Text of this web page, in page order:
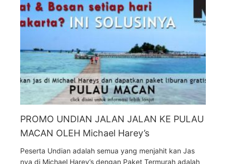
PROMO UNDIAN JALAN JALAN KE PULAU
MACAN OLEH Michael Harey’s
Peserta Undian adalah semua yang menjahit kan Jas
nya di Michael Harey’s dengan Paket Termurah adalah